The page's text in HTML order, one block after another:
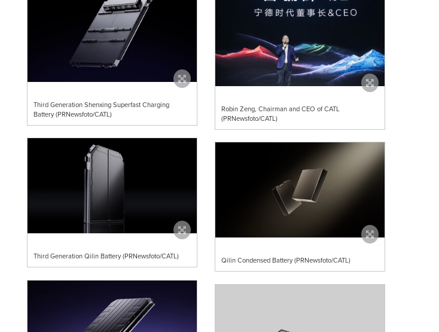
Robin Zeng, Chairman and CEO of CATL
(PRNewsfoto/CATL)
Third Generation Shenxing Superfast Charging
Battery (PRNewsfoto/CATL)
Third Generation Qilin Battery (PRNewsfoto/CATL) Qilin Condensed Battery (PRNewsfoto/CATL)